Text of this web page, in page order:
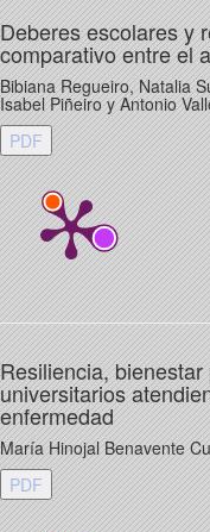
Deberes escolares y
comparativo entre el
Bibiana Regueiro, Natalia
Isabel Piñeiro y Antonio
PDF
Resiliencia,
universitarios
enfermedad
María Hinojal Benavente
PDF